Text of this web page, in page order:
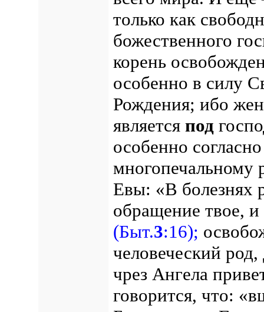
только как
божественного
корень
особенно в силу
Рождения; ибо
является под
особенно
Евы: «В болезнях
обращение твое,
(Быт.3:16);
человеческий
чрез Ангела
говорится, что: